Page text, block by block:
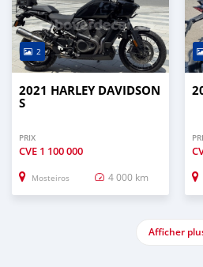
2
2021 HARLEY DAVIDSON
S
PRIX
CVE 1 100 000
Mosteiros 4 000 km
Afficher